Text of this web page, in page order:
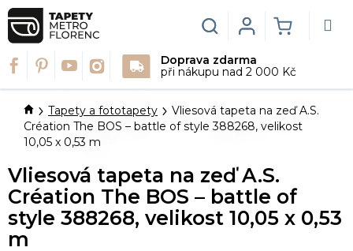
Přejít
na
obsah
Doprava zdarma
při nákupu nad 2 000 Kč
Hledat
KOŠÍK
Login
DomůTapety a fototapety
Vliesová tapeta na zeď A.S.
Création The BOS – battle of style 388268, velikost
10,05 x 0,53 m
Vliesová tapeta na zeď A.S.
Création The BOS – battle of
style 388268, velikost 10,05 x 0,53
m